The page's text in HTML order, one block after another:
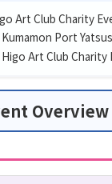
Art Club Charity
Kumamon Port
Higo Art Club Charity
Overview